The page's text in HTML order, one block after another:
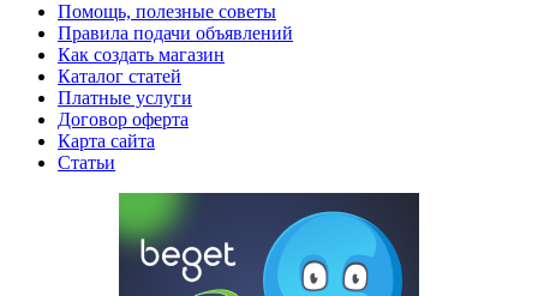
Помощь, полезные советы
Правила подачи объявлений
Как создать магазин
Каталог статей
Платные услуги
Договор оферта
Карта сайта
Статьи